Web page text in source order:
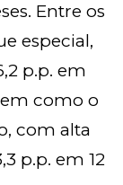
Entre os
especial,
p.p. em
como o
com alta
p.p. em 12